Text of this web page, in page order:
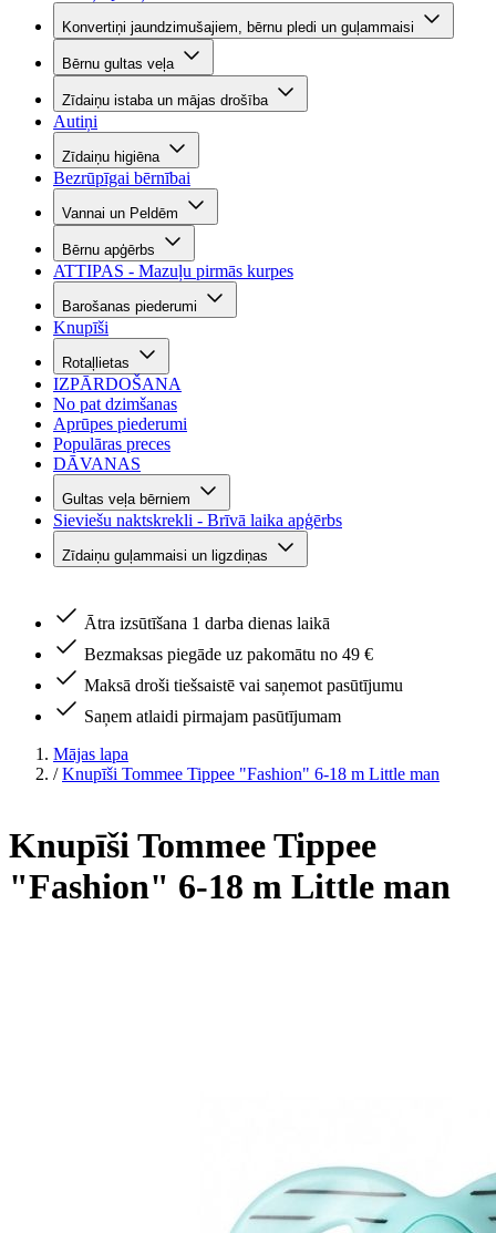
Konvertiņi jaundzimušajiem, bērnu pledi un guļammaisi
Bērnu gultas veļa
Zīdaiņu istaba un mājas drošība
Autiņi
Zīdaiņu higiēna
Bezrūpīgai bērnībai
Vannai un Peldēm
Bērnu apģērbs
ATTIPAS - Mazuļu pirmās kurpes
Barošanas piederumi
Knupīši
Rotaļlietas
IZPĀRDOŠANA
No pat dzimšanas
Aprūpes piederumi
Populāras preces
DĀVANAS
Gultas veļa bērniem
Sieviešu naktskrekli - Brīvā laika apģērbs
Zīdaiņu guļammaisi un ligzdiņas
Ātra izsūtīšana 1 darba dienas laikā
Bezmaksas piegāde uz pakomātu no 49 €
Maksā droši tiešsaistē vai saņemot pasūtījumu
Saņem atlaidi pirmajam pasūtījumam
Mājas lapa
/ Knupīši Tommee Tippee "Fashion" 6-18 m Little man
Knupīši Tommee Tippee
"Fashion" 6-18 m Little man